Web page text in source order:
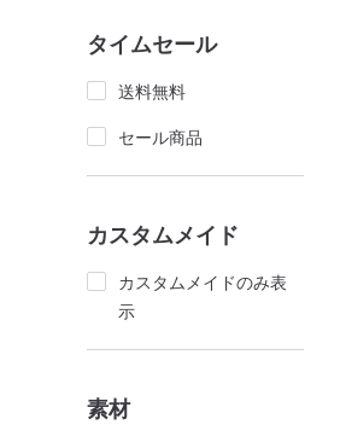
タイムセール
送料無料
セール商品
カスタムメイド
カスタムメイドのみ表
示
素材